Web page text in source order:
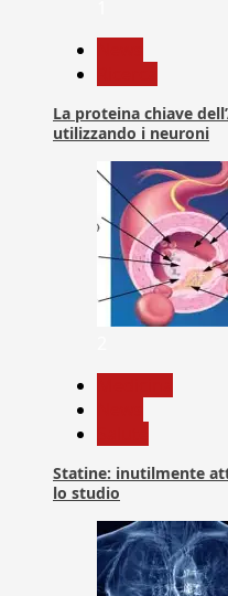
La proteina chiave
utilizzando i neuroni
Statine: inutilmente
lo studio